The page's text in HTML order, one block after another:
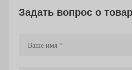
Задать вопрос о